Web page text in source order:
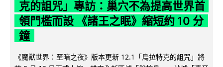
克的詛咒」專訪：巢穴不為提高世界首
領門檻而設 《諸王之眠》縮短約 10 分
鐘
《魔獸世界：至暗之夜》版本更新 12.1「烏拉特克的詛咒」將